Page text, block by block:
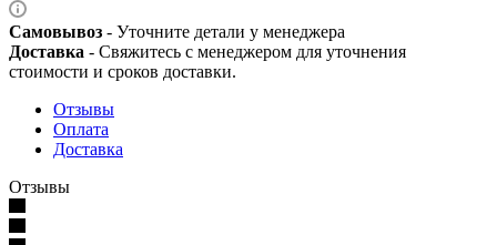
Самовывоз - Уточните детали у менеджера
Доставка - Свяжитесь с менеджером для уточнения
стоимости и сроков доставки.
Отзывы
Оплата
Доставка
Отзывы